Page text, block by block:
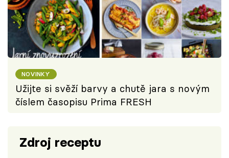
NOVINKY
Užijte si svěží barvy a chutě jara s novým
číslem časopisu Prima FRESH
Zdroj receptu